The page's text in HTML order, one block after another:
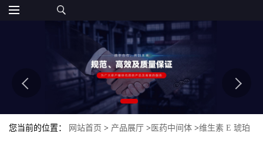
您当前的位置： 网站首页 > 产品展厅 >医药中间体 >维生素 E 琥珀